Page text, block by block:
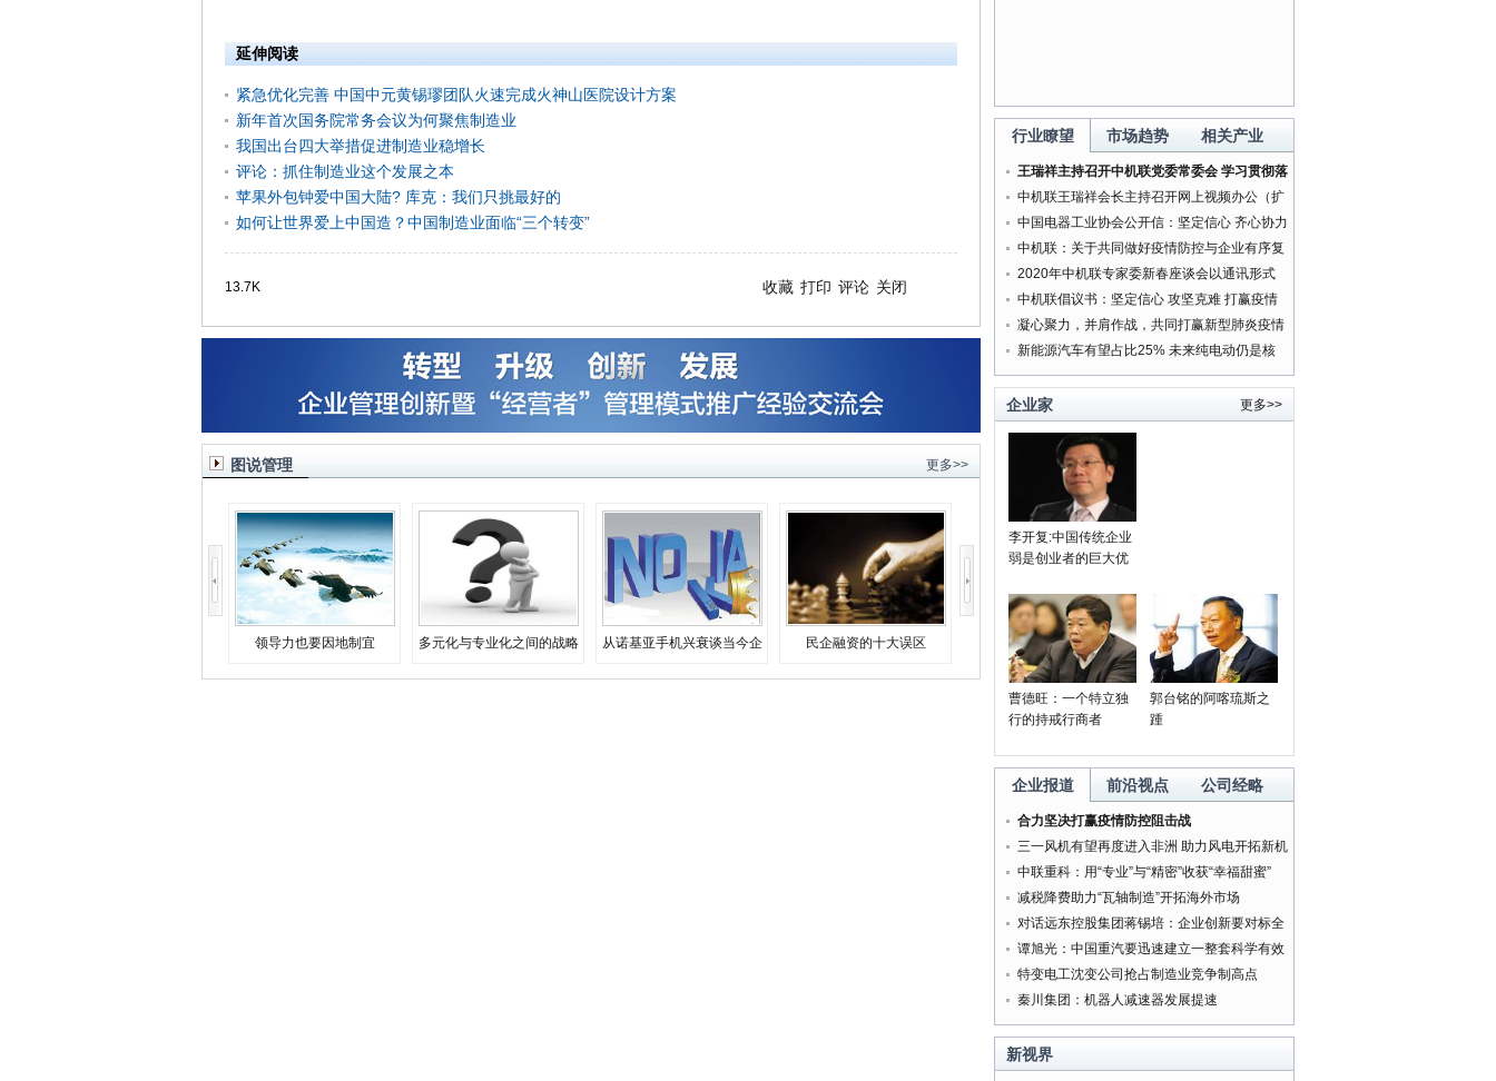
延伸阅读
紧急优化完善 中国中元黄锡璆团队火速完成火神山医院设计方案
新年首次国务院常务会议为何聚焦制造业
我国出台四大举措促进制造业稳增长
评论：抓住制造业这个发展之本
苹果外包钟爱中国大陆? 库克：我们只挑最好的
如何让世界爱上中国造？中国制造业面临“三个转变”
13.7K 收藏 打印 评论 关闭
图说管理 更多>>
领导力也要因地制宜
多元化与专业化之间的战略
从诺基亚手机兴衰谈当今企
民企融资的十大误区 领导者的强制权力 老板身边为何“庸才”多？
行业瞭望 市场趋势 相关产业
王瑞祥主持召开中机联党委常委会 学习贯彻落
实中央精神研究部署有关工作
中机联王瑞祥会长主持召开网上视频办公（扩
大）会
中国电器工业协会公开信：坚定信心 齐心协力
打赢新型肺炎疫情防控阻击战
中机联：关于共同做好疫情防控与企业有序复
工复产服务工作的通知
2020年中机联专家委新春座谈会以通讯形式
按时召开
中机联倡议书：坚定信心 攻坚克难 打赢疫情
防控人民战争
凝心聚力，并肩作战，共同打赢新型肺炎疫情
防控阻击战
新能源汽车有望占比25% 未来纯电动仍是核
心方向
企业家 更多>>
李开复:中国传统企业
弱是创业者的巨大优
曹德旺：一个特立独
行的持戒行商者
郭台铭的阿喀琉斯之
踵
企业报道 前沿视点 公司经略
合力坚决打赢疫情防控阻击战
三一风机有望再度进入非洲 助力风电开拓新机
遇
中联重科：用“专业”与“精密”收获“幸福甜蜜”
减税降费助力“瓦轴制造”开拓海外市场
对话远东控股集团蒋锡培：企业创新要对标全
球最好的企业
谭旭光：中国重汽要迅速建立一整套科学有效
的管理体系
特变电工沈变公司抢占制造业竞争制高点
秦川集团：机器人减速器发展提速
新视界